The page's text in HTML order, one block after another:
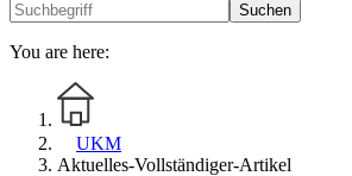
Suchen
You are here:
UKM
Aktuelles-Vollständiger-Artikel